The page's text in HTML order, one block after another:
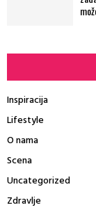
Inspiracija
Lifestyle
O nama
Scena
Uncategorized
Zdravlje